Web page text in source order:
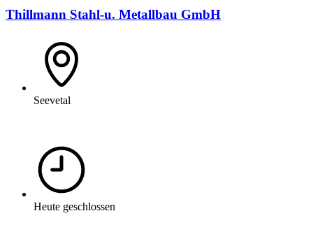
Thillmann Stahl-u. Metallbau GmbH
Seevetal
Heute geschlossen